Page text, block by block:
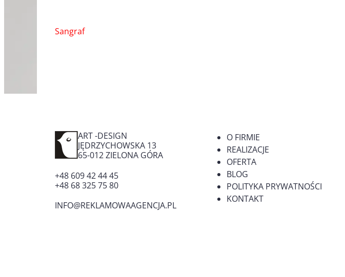
Nawigacja
Sangraf
ART -DESIGN
JĘDRZYCHOWSKA 13
65-012ZIELONA GÓRA
+48 609 42 44 45
+48 68 325 75 80
INFO@REKLAMOWAAGENCJA.PL
O FIRMIE
REALIZACJE
OFERTA
BLOG
POLITYKA PRYWATNOŚCI
KONTAKT